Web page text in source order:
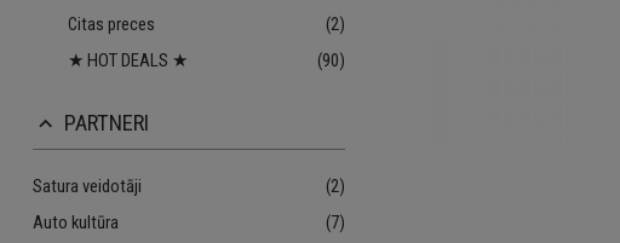
Citas preces
(2)
★ HOT DEALS ★
(90)
keyboard_arrow_up PARTNERI
Satura veidotāji
(2)
Auto kultūra
(7)